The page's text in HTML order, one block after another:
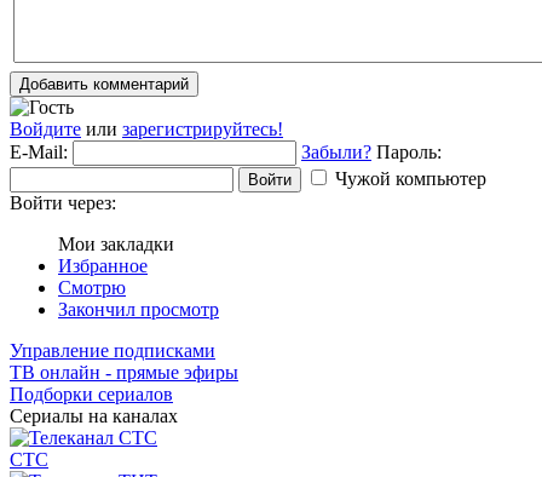
Добавить комментарий
Войдите или зарегистрируйтесь!
E-Mail:
Забыли? Пароль:
Войти
Чужой компьютер
Войти через:
Мои закладки
Избранное
Смотрю
Закончил просмотр
Управление подписками
ТВ онлайн - прямые эфиры
Подборки сериалов
Сериалы на каналах
СТС